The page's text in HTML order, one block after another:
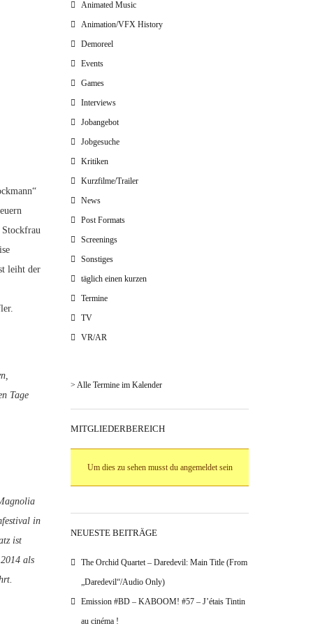
Stockfrau
leiht der
Tage
in
ist
als
Animated Music
Animation/VFX History
Demoreel
Events
Games
Interviews
Jobangebot
Jobgesuche
Kritiken
Kurzfilme/Trailer
News
Post Formats
Screenings
Sonstiges
täglich einen kurzen
Termine
TV
VR/AR
> Alle Termine im Kalender
MITGLIEDERBEREICH
Um dies zu sehen musst du angemeldet sein
NEUESTE BEITRÄGE
The Orchid Quartet – Daredevil: Main Title (From
„Daredevil“/Audio Only)
Emission #BD – KABOOM! #57 – J’étais Tintin
au cinéma !